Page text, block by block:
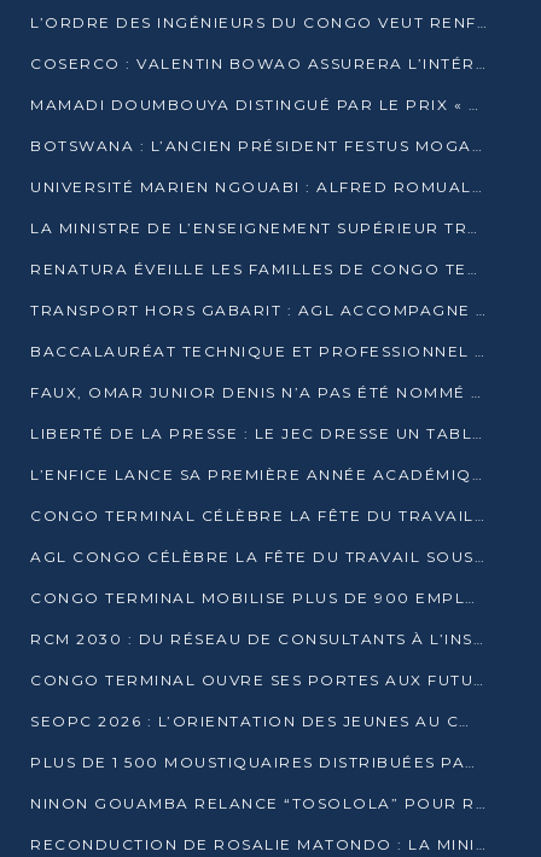
L’ORDRE DES INGÉNIEURS DU CONGO VEUT RENFORCER L’ÉTHIQUE ET LA CRÉDIBILITÉ DE LA PROFESSION
COSERCO : VALENTIN BOWAO ASSURERA L’INTÉRIM À LA TÊTE DU BUREAU EXÉCUTIF NATIONAL
MAMADI DOUMBOUYA DISTINGUÉ PAR LE PRIX « SUPER GRAND BÂTISSEUR BABACAR N’DIAYE »
BOTSWANA : L’ANCIEN PRÉSIDENT FESTUS MOGAE EST MORT À 86 ANS
UNIVERSITÉ MARIEN NGOUABI : ALFRED ROMUALD NGUYA POATY SOUTIENT UNE THÈSE SUR LE PARADOXE DE LA CROISSANCE EN ZONE CEMAC
LA MINISTRE DE L’ENSEIGNEMENT SUPÉRIEUR TRACE SA FEUILLE DE ROUTE
RENATURA ÉVEILLE LES FAMILLES DE CONGO TERMINAL À LA PROTECTION DE L’ENVIRONNEMENT
TRANSPORT HORS GABARIT : AGL ACCOMPAGNE LE DÉVELOPPEMENT DU SECTEUR BRASSICOLE AU CONGO
BACCALAURÉAT TECHNIQUE ET PROFESSIONNEL : 16 352 CANDIDATS LANCÉS DANS LES ÉPREUVES D’EPS
FAUX, OMAR JUNIOR DENIS N’A PAS ÉTÉ NOMMÉ AIDE DE CAMP ADJOINT DE DENIS SASSOU NGUESSO
LIBERTÉ DE LA PRESSE : LE JEC DRESSE UN TABLEAU PRÉOCCUPANT AU CONGO
L’ENFICE LANCE SA PREMIÈRE ANNÉE ACADÉMIQUE AVEC 100 FUTURS ENSEIGNANTS
CONGO TERMINAL CÉLÈBRE LA FÊTE DU TRAVAIL AVEC SES COLLABORATEURS À POINTE-NOIRE
AGL CONGO CÉLÈBRE LA FÊTE DU TRAVAIL SOUS LE SIGNE DE LA COHÉSION
CONGO TERMINAL MOBILISE PLUS DE 900 EMPLOYÉS AUTOUR DE LA SÉCURITÉ AU TRAVAIL
RCM 2030 : DU RÉSEAU DE CONSULTANTS À L’INSTRUMENT DE PUISSANCE EN AFRIQUE FRANCOPHONE
CONGO TERMINAL OUVRE SES PORTES AUX FUTURS INGÉNIEURS AU FORUM DES MÉTIERS D’UCAC-ICAM
SEOPC 2026 : L’ORIENTATION DES JEUNES AU CŒUR DE LA DEUXIÈME ÉDITION
PLUS DE 1 500 MOUSTIQUAIRES DISTRIBUÉES PAR AGL ET CONGO TERMINAL DANS LA LUTTE CONTRE LE PALUDISME
NINON GOUAMBA RELANCE “TOSOLOLA” POUR RENFORCER LE DIALOGUE AVEC LES CITOYENS
RECONDUCTION DE ROSALIE MATONDO : LA MINISTRE PROMET D’ACCÉLÉRER LE TRAITEMENT DES DOSSIERS ET DE RELEVER DE NOUVEAUX DÉFIS